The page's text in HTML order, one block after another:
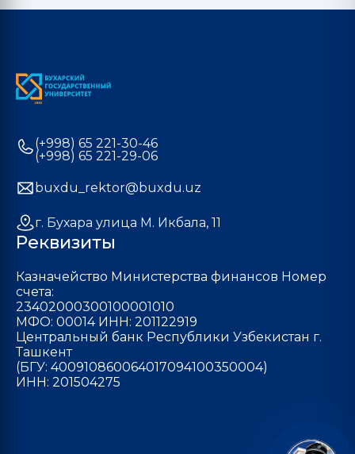
(+998) 65 221-30-46
(+998) 65 221-29-06
buxdu_rektor@buxdu.uz
г. Бухара улица М. Икбала, 11
Реквизиты
Казначейство Министерства финансов Номер
счета:
23402000300100001010
МФО: 00014 ИНН: 201122919
Центральный банк Республики Узбекистан г.
Ташкент
(БГУ: 400910860064017094100350004)
ИНН: 201504275